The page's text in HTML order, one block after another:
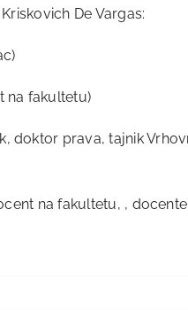
De Vargas:
na fakultetu)
doktor prava, tajnik
na fakultetu, ,